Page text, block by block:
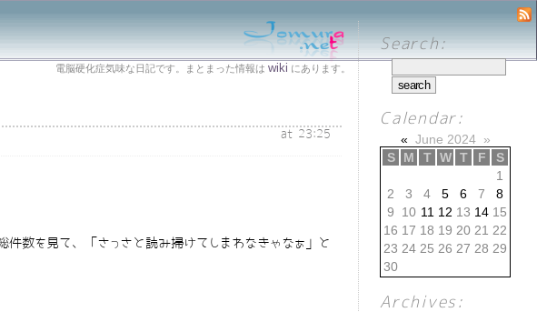
電脳硬化症気味な日記です。まとまった情報は wiki にあります。
at 23:25
数を見て、「さっさと読み掃けてしまわなきゃなぁ」と
Search:
Calendar:
« June 2024 »
S
M T W T F
S
1
2
3 4 5 6 7
8
9
10 11 12 13 14 15
16 17 18 19 20 21 22
23 24 25 26 27 28 29
30
Archives: